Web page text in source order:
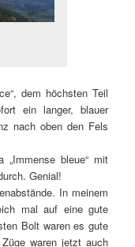
dem höchsten Teil
ein langer, blauer
nach oben den Fels
bleue“ mit
Genial!
In meinem
mal auf eine gute
Bolt waren es gute
waren jetzt auch